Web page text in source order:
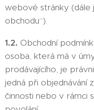
webové stránky (dále
obchodu“).
1.2. Obchodní
osoba, která má v
prodávajícího, je
jedná při objednávání
činnosti nebo v rámci